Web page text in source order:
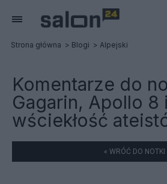
Strona główna Blogi Alpejski
Komentarze do
Gagarin, Apollo 8 i
wściekłość
« WRÓĆ DO NOTKI